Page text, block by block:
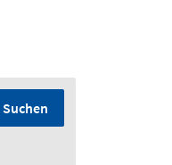
Suchen